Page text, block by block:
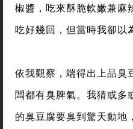
椒醬，吃來酥脆軟嫩兼麻
吃好幾回，但當時我卻以
依我觀察，端得出上品臭
闆都有臭脾氣。我猜或多
的臭豆腐要臭到驚天動地